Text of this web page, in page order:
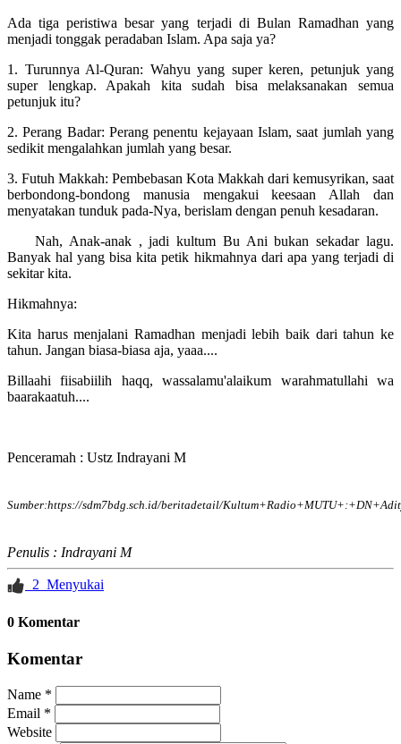
Ada tiga peristiwa besar yang terjadi di Bulan Ramadhan yang
menjadi tonggak peradaban Islam. Apa saja ya?
1. Turunnya Al-Quran: Wahyu yang super keren, petunjuk yang
super lengkap. Apakah kita sudah bisa melaksanakan semua
petunjuk itu?
2. Perang Badar: Perang penentu kejayaan Islam, saat jumlah yang
sedikit mengalahkan jumlah yang besar.
3. Futuh Makkah: Pembebasan Kota Makkah dari kemusyrikan, saat
berbondong-bondong manusia mengakui keesaan Allah dan
menyatakan tunduk pada-Nya, berislam dengan penuh kesadaran.
Nah, Anak-anak , jadi kultum Bu Ani bukan sekadar lagu.
Banyak hal yang bisa kita petik hikmahnya dari apa yang terjadi di
sekitar kita.
Hikmahnya:
Kita harus menjalani Ramadhan menjadi lebih baik dari tahun ke
tahun. Jangan biasa-biasa aja, yaaa....
Billaahi fiisabiilih haqq, wassalamu'alaikum warahmatullahi wa
baarakaatuh....
Penceramah : Ustz Indrayani M
Sumber:https://sdm7bdg.sch.id/beritadetail/
Penulis : Indrayani M
2 Menyukai
0 Komentar
Komentar
Name *
Email *
Website